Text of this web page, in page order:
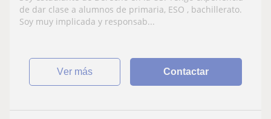
de dar clase a alumnos de primaria, ESO , bachillerato.
Soy muy implicada y responsab...
ver más Contactar